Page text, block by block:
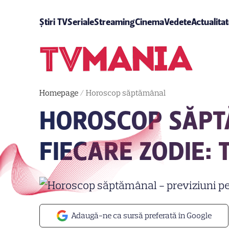
Știri TVSerialeStreamingCinemaVedete
Homepage/ Horoscop săptămânal
HOROSCOP
FIECARE ZODIE:
Adaugă-ne ca sursă preferată în Google